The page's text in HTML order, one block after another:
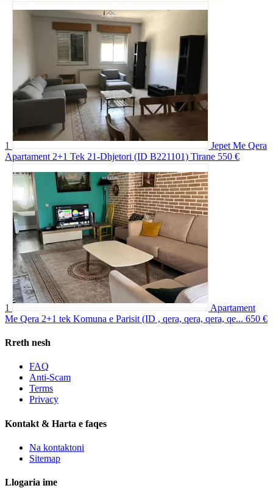
1
Jepet Me Qera
Apartament 2+1 Tek 21-Dhjetori (ID B221101) Tirane 550 €
1
Apartament
Me Qera 2+1 tek Komuna e Parisit (ID , qera, qera, qera, qe... 650 €
Rreth nesh
FAQ
Anti-Scam
Terms
Privacy
Kontakt & Harta e faqes
Na kontaktoni
Sitemap
Llogaria ime